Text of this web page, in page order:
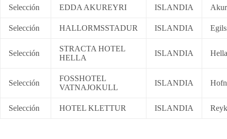
Selección EDDA AKUREYRI ISLANDIA
Selección HALLORMSSTADUR ISLANDIA
Selección
STRACTA HOTEL
HELLA
ISLANDIA Hella
Selección
FOSSHOTEL
VATNAJOKULL
ISLANDIA Hofn
Selección HOTEL KLETTUR ISLANDIA